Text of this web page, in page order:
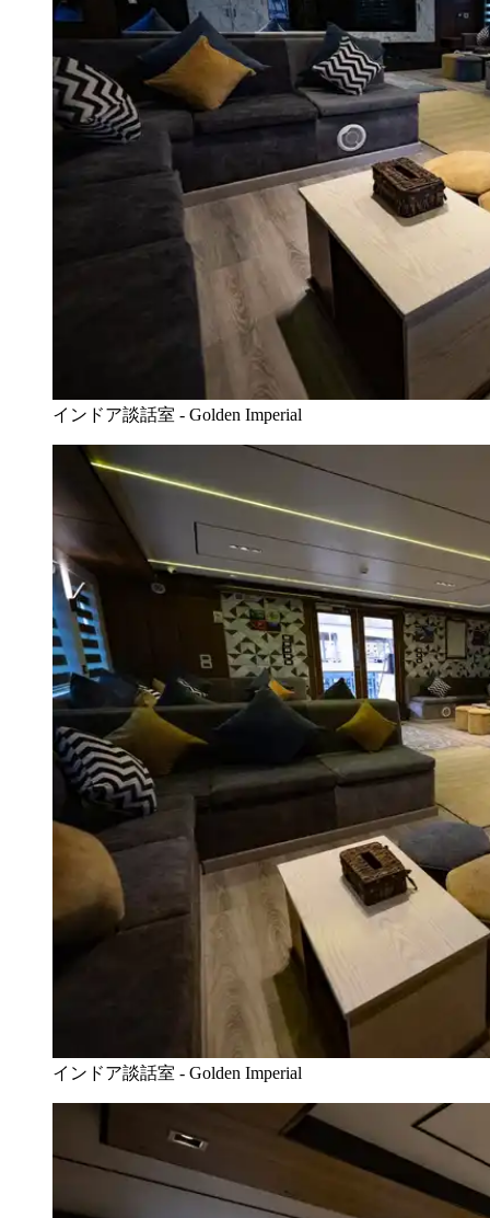
インドア談話室 - Golden Imperial
インドア談話室 - Golden Imperial